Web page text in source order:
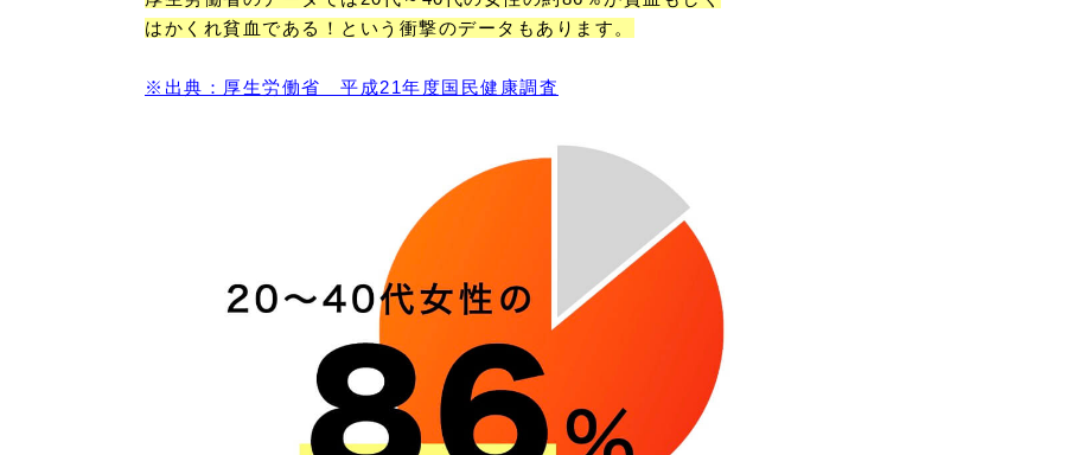
はかくれ貧血である！という衝撃のデータもあります。
※出典：厚生労働省 平成21年度国民健康調査